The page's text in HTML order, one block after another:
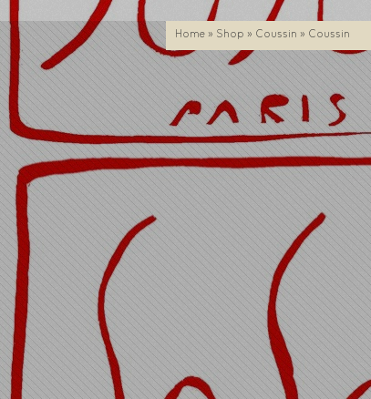
Home » Shop » Coussin » Coussin